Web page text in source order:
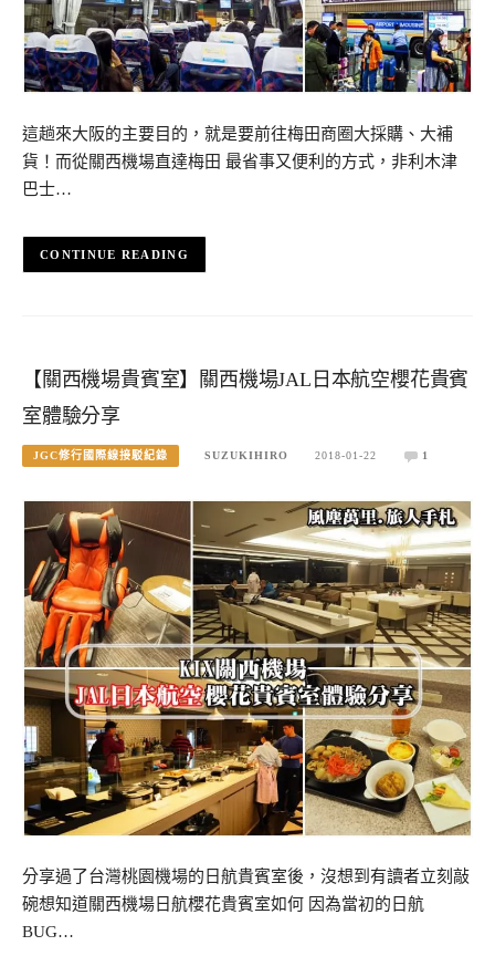
這趟來大阪的主要目的，就是要前往梅田商圈大採購、大補
貨！而從關西機場直達梅田 最省事又便利的方式，非利木津
巴士…
CONTINUE READING
【關西機場貴賓室】關西機場JAL日本航空櫻花貴賓
室體驗分享
JGC修行國際線接駁紀錄 SUZUKIHIRO 2018-01-22 1
分享過了台灣桃園機場的日航貴賓室後，沒想到有讀者立刻敲
碗想知道關西機場日航櫻花貴賓室如何 因為當初的日航
BUG…